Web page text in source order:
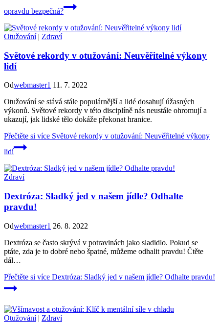
opravdu bezpečná?
Otužování| Zdraví
Světové rekordy v otužování: Neuvěřitelné výkony
lidí
Odwebmaster1 11. 7. 2022
Otužování se stává stále populárnější a lidé dosahují úžasných
výkonů. Světové rekordy v této disciplíně nás neustále ohromují a
ukazují, jak lidské tělo dokáže překonat hranice.
Přečtěte si více Světové rekordy v otužování: Neuvěřitelné výkony
lidí
Zdraví
Dextróza: Sladký jed v našem jídle? Odhalte
pravdu!
Odwebmaster1 26. 8. 2022
Dextróza se často skrývá v potravinách jako sladidlo. Pokud se
ptáte, zda je to dobré nebo špatné, můžeme odhalit pravdu! Čtěte
dál…
Přečtěte si více Dextróza: Sladký jed v našem jídle? Odhalte pravdu!
Otužování| Zdraví